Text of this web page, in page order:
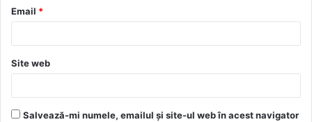
*
Email *
Site web
Salvează-mi numele, emailul și site-ul web în acest navigator